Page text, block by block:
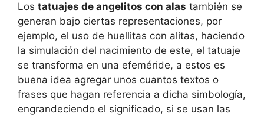
Los tatuajes de angelitos con alas también se
generan bajo ciertas representaciones, por
ejemplo, el uso de huellitas con alitas, haciendo
la simulación del nacimiento de este, el tatuaje
se transforma en una efeméride, a estos es
buena idea agregar unos cuantos textos o
frases que hagan referencia a dicha simbología,
engrandeciendo el significado, si se usan las